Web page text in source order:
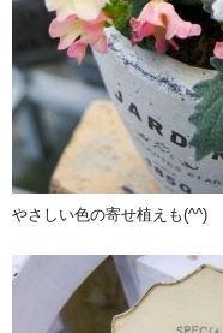
やさしい色の寄せ植えも(^^)